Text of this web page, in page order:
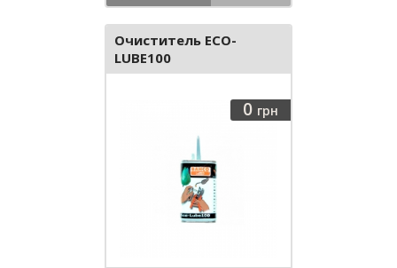
Очиститель ECO-
LUBE100
0 грн